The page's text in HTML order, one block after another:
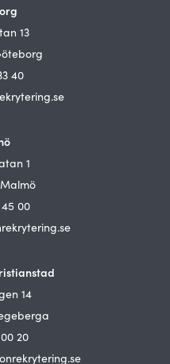
13
40
1
Malmö
00
14
20